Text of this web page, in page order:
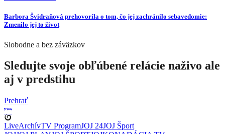
Barbora Švidraňová prehovorila o tom, čo jej zachránilo sebavedomie:
Zmenilo jej to život
Slobodne a bez záväzkov
Sledujte svoje obľúbené relácie naživo ale
aj v predstihu
Prehrať
LiveArchívTV ProgramJOJ 24JOJ Šport